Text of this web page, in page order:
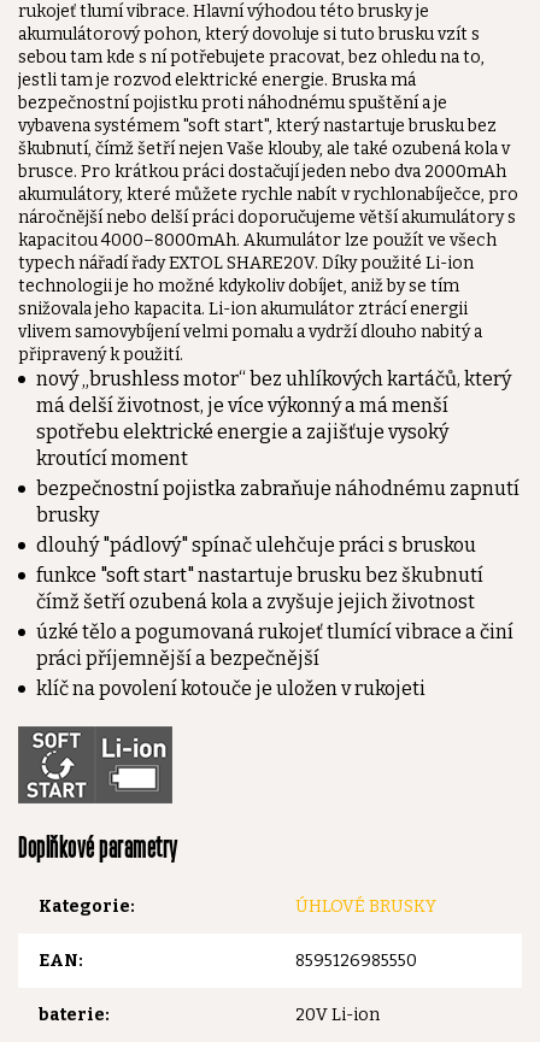
rukojeť tlumí vibrace. Hlavní výhodou této brusky je
akumulátorový pohon, který dovoluje si tuto brusku vzít s
sebou tam kde s ní potřebujete pracovat, bez ohledu na to,
jestli tam je rozvod elektrické energie. Bruska má
bezpečnostní pojistku proti náhodnému spuštění a je
vybavena systémem "soft start", který nastartuje brusku bez
škubnutí, čímž šetří nejen Vaše klouby, ale také ozubená kola v
brusce. Pro krátkou práci dostačují jeden nebo dva 2000mAh
akumulátory, které můžete rychle nabít v rychlonabíječce, pro
náročnější nebo delší práci doporučujeme větší akumulátory s
kapacitou 4000–8000mAh. Akumulátor lze použít ve všech
typech nářadí řady EXTOL SHARE20V. Díky použité Li-ion
technologii je ho možné kdykoliv dobíjet, aniž by se tím
snižovala jeho kapacita. Li-ion akumulátor ztrácí energii
vlivem samovybíjení velmi pomalu a vydrží dlouho nabitý a
připravený k použití.
nový „brushless motor“ bez uhlíkových kartáčů, který
má delší životnost, je více výkonný a má menší
spotřebu elektrické energie a zajišťuje vysoký
kroutící moment
bezpečnostní pojistka zabraňuje náhodnému zapnutí
brusky
dlouhý "pádlový" spínač ulehčuje práci s bruskou
funkce "soft start" nastartuje brusku bez škubnutí
čímž šetří ozubená kola a zvyšuje jejich životnost
úzké tělo a pogumovaná rukojeť tlumící vibrace a činí
práci příjemnější a bezpečnější
klíč na povolení kotouče je uložen v rukojeti
Doplňkové parametry
Kategorie: ÚHLOVÉ BRUSKY
EAN: 8595126985550
baterie: 20V Li-ion